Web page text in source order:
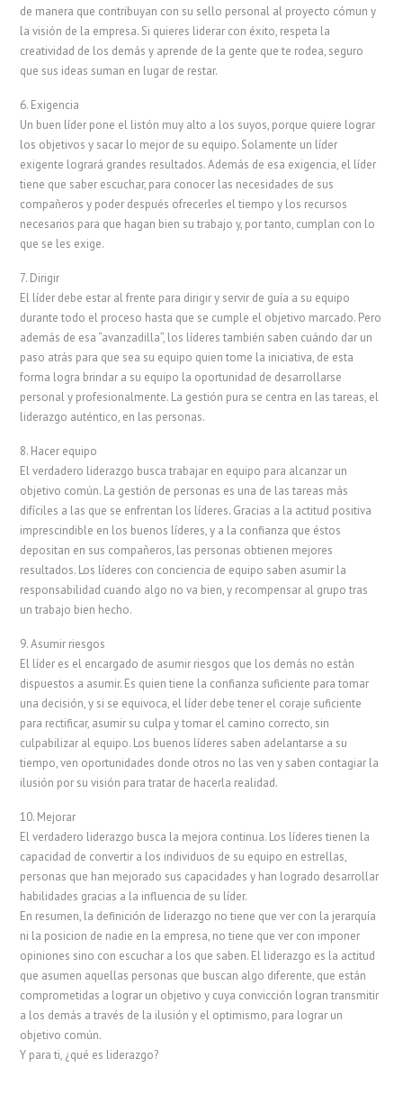
de manera que contribuyan con su sello personal al proyecto cómun y
la visión de la empresa. Si quieres liderar con éxito, respeta la
creatividad de los demás y aprende de la gente que te rodea, seguro
que sus ideas suman en lugar de restar.
6. Exigencia
Un buen líder pone el listón muy alto a los suyos, porque quiere lograr
los objetivos y sacar lo mejor de su equipo. Solamente un líder
exigente logrará grandes resultados. Además de esa exigencia, el líder
tiene que saber escuchar, para conocer las necesidades de sus
compañeros y poder después ofrecerles el tiempo y los recursos
necesarios para que hagan bien su trabajo y, por tanto, cumplan con lo
que se les exige.
7. Dirigir
El líder debe estar al frente para dirigir y servir de guía a su equipo
durante todo el proceso hasta que se cumple el objetivo marcado. Pero
además de esa “avanzadilla”, los líderes también saben cuándo dar un
paso atrás para que sea su equipo quien tome la iniciativa, de esta
forma logra brindar a su equipo la oportunidad de desarrollarse
personal y profesionalmente. La gestión pura se centra en las tareas, el
liderazgo auténtico, en las personas.
8. Hacer equipo
El verdadero liderazgo busca trabajar en equipo para alcanzar un
objetivo común. La gestión de personas es una de las tareas más
difíciles a las que se enfrentan los líderes. Gracias a la actitud positiva
imprescindible en los buenos líderes, y a la confianza que éstos
depositan en sus compañeros, las personas obtienen mejores
resultados. Los líderes con conciencia de equipo saben asumir la
responsabilidad cuando algo no va bien, y recompensar al grupo tras
un trabajo bien hecho.
9. Asumir riesgos
El líder es el encargado de asumir riesgos que los demás no están
dispuestos a asumir. Es quien tiene la confianza suficiente para tomar
una decisión, y si se equivoca, el líder debe tener el coraje suficiente
para rectificar, asumir su culpa y tomar el camino correcto, sin
culpabilizar al equipo. Los buenos líderes saben adelantarse a su
tiempo, ven oportunidades donde otros no las ven y saben contagiar la
ilusión por su visión para tratar de hacerla realidad.
10. Mejorar
El verdadero liderazgo busca la mejora continua. Los líderes tienen la
capacidad de convertir a los individuos de su equipo en estrellas,
personas que han mejorado sus capacidades y han logrado desarrollar
habilidades gracias a la influencia de su líder.
En resumen, la definición de liderazgo no tiene que ver con la jerarquía
ni la posicion de nadie en la empresa, no tiene que ver con imponer
opiniones sino con escuchar a los que saben. El liderazgo es la actitud
que asumen aquellas personas que buscan algo diferente, que están
comprometidas a lograr un objetivo y cuya convicción logran transmitir
a los demás a través de la ilusión y el optimismo, para lograr un
objetivo común.
Y para ti, ¿qué es liderazgo?